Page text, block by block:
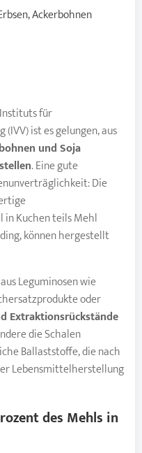
Ackerbohnen
für
ist es gelungen, aus
und Soja
. Eine gute
Die
in Kuchen teils Mehl
können hergestellt
Leguminosen wie
oder
Extraktionsrückstände
die Schalen
Ballaststoffe, die nach
Lebensmittelherstellung
des Mehls in